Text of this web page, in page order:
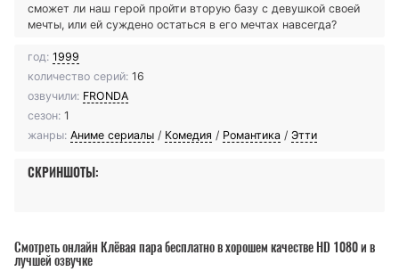
сможет ли наш герой пройти вторую базу с девушкой своей
мечты, или ей суждено остаться в его мечтах навсегда?
год: 1999
количество серий: 16
озвучили: FRONDA
сезон: 1
жанры: Аниме сериалы / Комедия / Романтика / Этти
СКРИНШОТЫ:
Смотреть онлайн Клёвая пара бесплатно в хорошем качестве HD 1080 и в
лучшей озвучке